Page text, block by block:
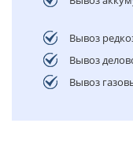
Вывоз
Вывоз
Вывоз